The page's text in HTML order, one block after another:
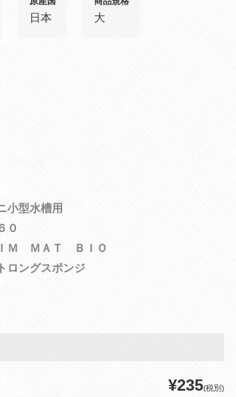
日本 大
小型水槽用
０
Ｍ ＭＡＴ ＢＩＯ
ロングスポンジ
¥235(税別)